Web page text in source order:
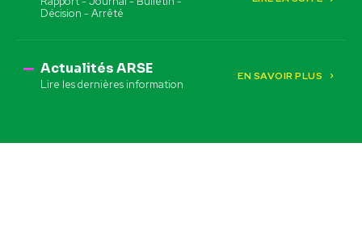
Décision - Arrêté
Actualités ARSE
Lire les dernières information
EN SAVOIR PLUS